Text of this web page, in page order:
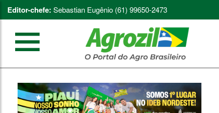
Editor-chefe: Sebastian Eugênio (61) 99650-2473